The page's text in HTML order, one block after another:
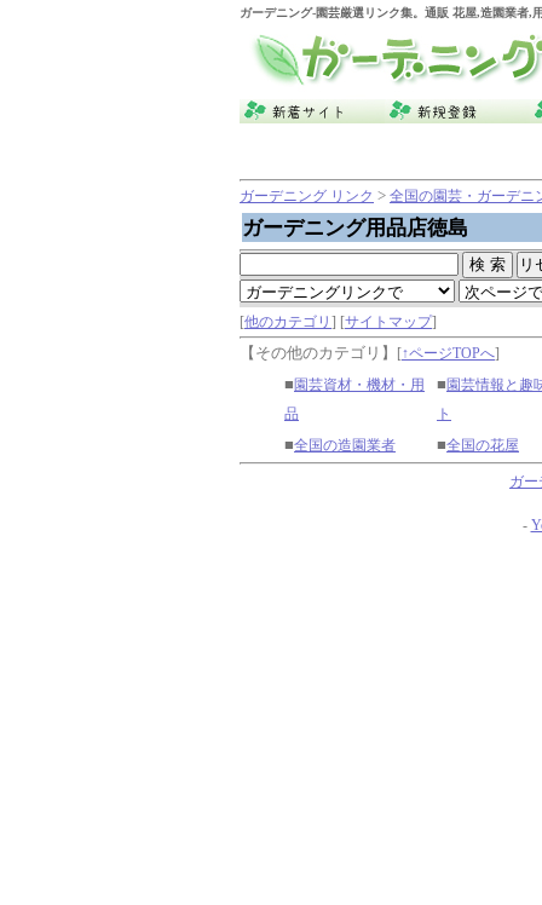
ガーデニング-園芸厳選リンク集。通販 花屋,造園業者,
ガーデニング リンク > 全国の園芸・ガーデニ
ガーデニング用品店徳島
[他のカテゴリ ] [サイトマップ]
【その他のカテゴリ】 [↑ページTOPへ]
■ 園芸資材・機材・用
品
■ 園芸情報と趣
ト
■全国の造園業者 ■全国の花屋
ガ
-